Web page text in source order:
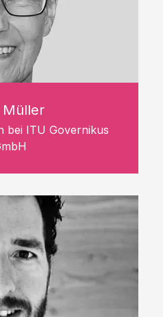
Müller
bei ITU Governikus